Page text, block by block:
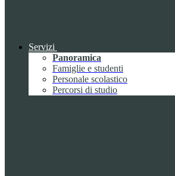
Servizi
Panoramica
Famiglie e studenti
Personale scolastico
Percorsi di studio